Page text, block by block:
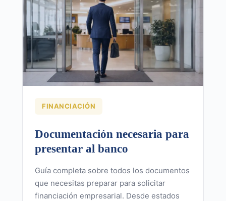
FINANCIACIÓN
Documentación necesaria para
presentar al banco
Guía completa sobre todos los documentos
que necesitas preparar para solicitar
financiación empresarial. Desde estados